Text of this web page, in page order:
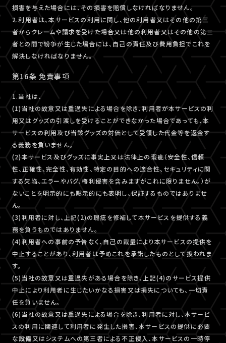
損害を与えた場合には、その損害を賠償しなければなりません。
2.利用者は、本サービスの利用に関し、他の利用者又はその他の第三
者からクレームや請求を受けた場合又は他の利用者又はその他の第三
者との間で紛争が生じた場合には、自己の責任及び費用負担でこれを
解決しなければなりません。
第16条 免責事項
1.当社は、
(1)当社の故意又は重過失による場合を除き、利用者が本サービスの利
用又はグッズの引渡しを受けることができなかった場合であっても、本
サービスの利用及び当該グッズの対価として受領した代金等を返金す
る義務を負いません。
(2)本サービス及びグッズに事実上又は法律上の瑕疵（安全性、信頼
性、正確性、完全性、有効性、特定の目的への適合性、セキュリティに関
する欠陥、エラーやバグ、権利侵害を含みますがこれに限りません。）が
ないことを明示的にも黙示的にも表明し、保証するものではありませ
ん。
(3)利用者に対し、上記(2)の瑕疵を修補して本サービスを提供する義
務を負うものではありません。
(4)利用者への事前の予告なく、自己の裁量により本サービスの提供を
中止することがあり、利用者は予めこれを承諾したものとして扱われま
す。
(5)当社の故意又は重過失がある場合を除き、上記(4)のサービス提供
中止により利用者に生じたいかなる損害又は損失についても、一切責
任を負いません。
(6)当社の故意又は重過失による場合を除き、利用者に対し、本サービ
スの利用に関連して利用者に発生した損害、本サービスの提供に必要
な設備又はシステムへの第三者による不正侵入、本サービスの一時停